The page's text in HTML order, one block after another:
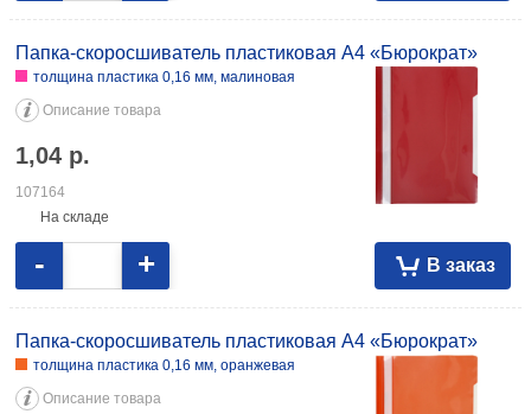
Папка-скоросшиватель пластиковая А4 «Бюрократ»
толщина пластика 0,16 мм, малиновая
Описание товара
1,04 р.
107164
На складе
В заказ
- +
Папка-скоросшиватель пластиковая А4 «Бюрократ»
толщина пластика 0,16 мм, оранжевая
Описание товара